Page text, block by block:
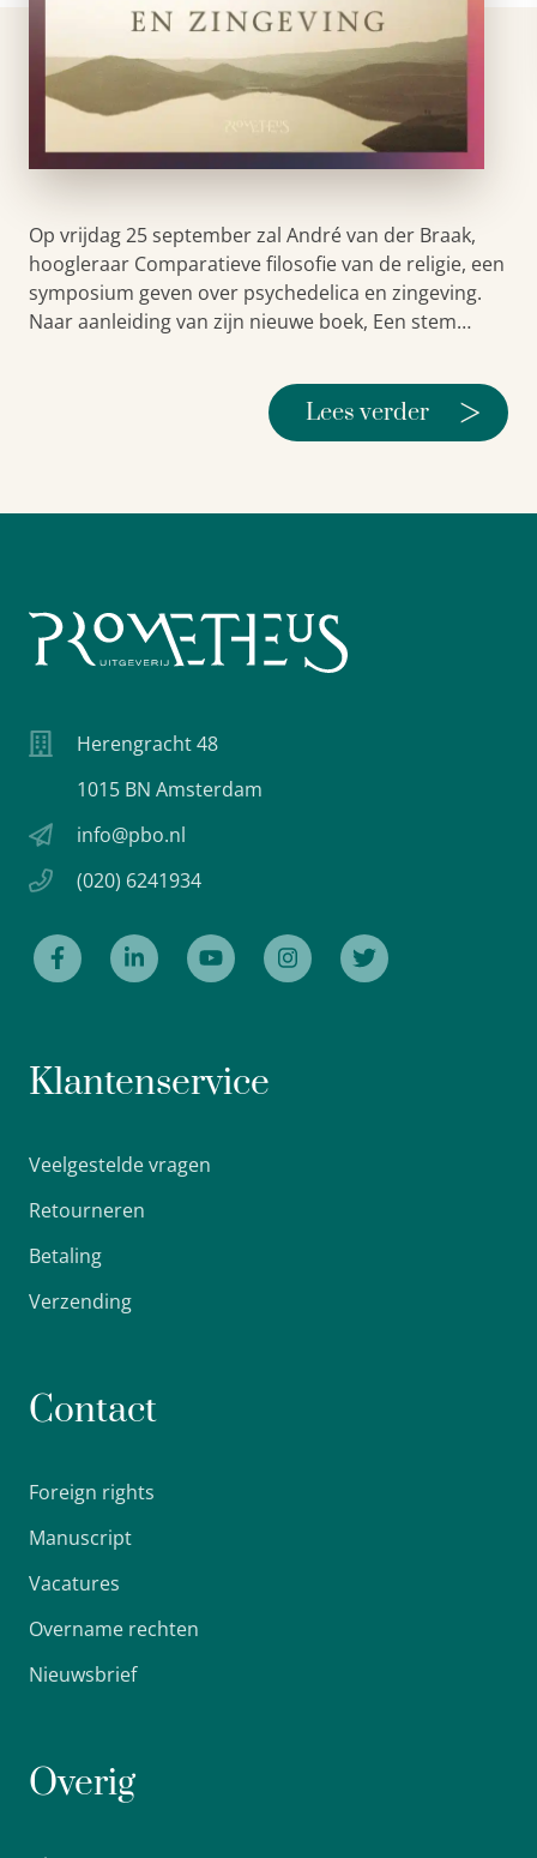
Op vrijdag 25 september zal André van der Braak,
hoogleraar Comparatieve filosofie van de religie, een
symposium geven over psychedelica en zingeving.
Naar aanleiding van zijn nieuwe boek, Een stem…
Lees verder >
Herengracht 48
1015 BN Amsterdam
info@pbo.nl
(020) 6241934
Klantenservice
Veelgestelde vragen
Retourneren
Betaling
Verzending
Contact
Foreign rights
Manuscript
Vacatures
Overname rechten
Nieuwsbrief
Overig